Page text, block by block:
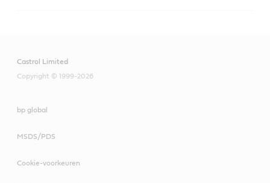
Castrol Limited
Copyright © 1999-2026
bp global
MSDS/PDS
Cookie-voorkeuren